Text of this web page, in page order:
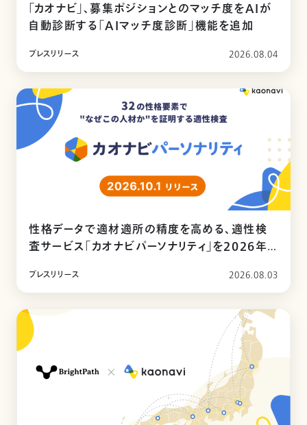
「カオナビ」、募集ポジションとのマッチ度をAIが
自動診断する「AIマッチ度診断」機能を追加
プレスリリース 2026.08.04
性格データで適材適所の精度を高める、適性検
査サービス「カオナビパーソナリティ」を2026年
プレスリリース 2026.08.03